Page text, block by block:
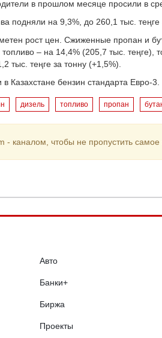
в прошлом месяце просили в
подняли на 9,3%, до 260,1 тыс. теңге
рост цен. Сжиженные пропан и
– на 14,4% (205,7 тыс. теңге),
тыс. теңге за тонну (+1,5%).
в Казахстане бензин стандарта Евро-3.
дизель топливо пропан
каналом, чтобы не пропустить самое
Авто
Банки+
Биржа
Проекты